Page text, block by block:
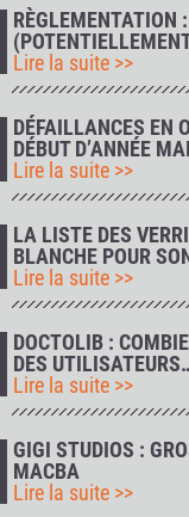
RÈGLEMENTATION
Lire la suite >>
DÉFAILLANCES EN
DÉBUT D’ANNÉE
Lire la suite >>
LA LISTE DES
BLANCHE POUR
Lire la suite >>
DOCTOLIB :
DES
Lire la suite >>
GIGI STUDIOS :
MACBA
Lire la suite >>